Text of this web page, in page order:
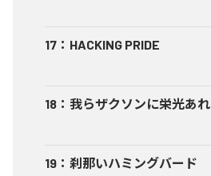
17 ： HACKING PRIDE
18 ： 我らザクソンに栄光あれ
19 ： 刹那いハミングバード